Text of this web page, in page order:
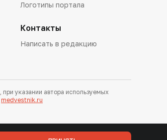
Логотипы портала
Контакты
Написать в редакцию
, при указании автора используемых
medvestnik.ru